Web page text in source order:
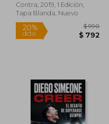
Contra, 2019, 1 Edición,
Tapa Blanda, Nuevo
20%
dcto.